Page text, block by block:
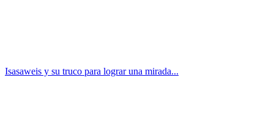
Isasaweis y su truco para lograr una mirada...